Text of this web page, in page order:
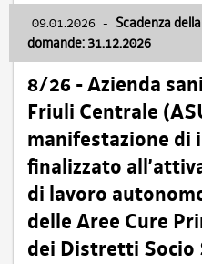
09.01.2026 - Scadenza
domande: 31.12.2026
8/26 - Azienda
Friuli Centrale
manifestazione di
finalizzato
di lavoro
delle Aree Cure
dei Distretti Socio